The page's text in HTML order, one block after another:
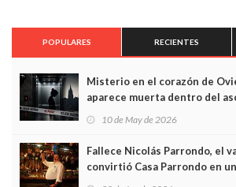
POPULARES RECIENTES
Misterio en el corazón de
aparece muerta dentro del
edificio y las cámaras captan
10 de May de 2026
Fallece Nicolás Parrondo, el
convirtió Casa Parrondo en
Asturias en Madrid